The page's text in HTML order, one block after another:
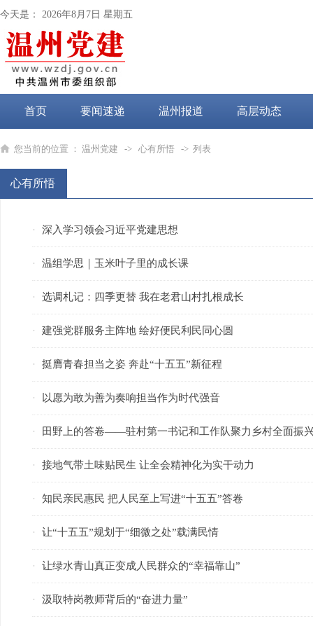
今天是： 2026年8月7日 星期五
首页 要闻速递 温州报道 高层动态
党纪学习教育
您当前的位置 ： 温州党建 -> 心有所悟 -> 列表
心有所悟
· 深入学习领会习近平党建思想
· 温组学思｜玉米叶子里的成长课
· 选调札记：四季更替 我在老君山村扎根成长
· 建强党群服务主阵地 绘好便民利民同心圆
· 挺膺青春担当之姿 奔赴“十五五”新征程
· 以愿为敢为善为奏响担当作为时代强音
· 田野上的答卷——驻村第一书记和工作队聚力乡村全面振
· 接地气带土味贴民生 让全会精神化为实干动力
· 知民亲民惠民 把人民至上写进“十五五”答卷
· 让“十五五”规划于“细微之处”载满民情
· 让绿水青山真正变成人民群众的“幸福靠山”
· 汲取特岗教师背后的“奋进力量”